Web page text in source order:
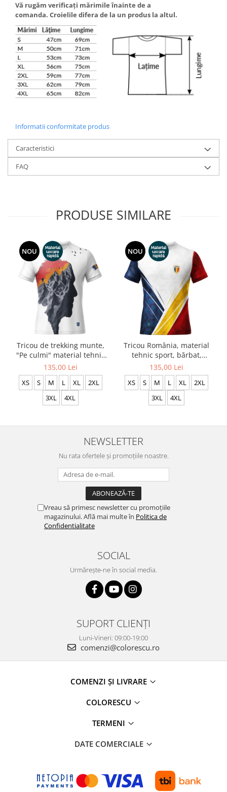
Vă rugăm verificaţi mărimile înainte de a
comanda. Croielile difera de la un produs la altul.
Informatii conformitate produs
Caracteristici
FAQ
PRODUSE SIMILARE
NOU
Tricou de trekking munte,
"Pe culmi" material tehnic
sport, culoare albă CS65
135,00 Lei
XS S M L XL
2XL
3XL
4XL
NOU
Tricou România, material
tehnic sport, bărbat,
culoare albă, CS71
135,00 Lei
XS S M L XL
2XL
3XL
4XL
NEWSLETTER
Nu rata ofertele și promoțiile noastre.
Vreau să primesc newsletter cu promoțiile
magazinului. Află mai multe în Politica de
Confidentialitate
SOCIAL
Urmărește-ne în social media.
SUPORT CLIENȚI
Luni-Vineri: 09:00-19:00
comenzi@colorescu.ro
COMENZI ȘI LIVRARE
COLORESCU
TERMENI
DATE COMERCIALE